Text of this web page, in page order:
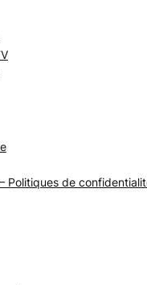
Politiques de confidentialité